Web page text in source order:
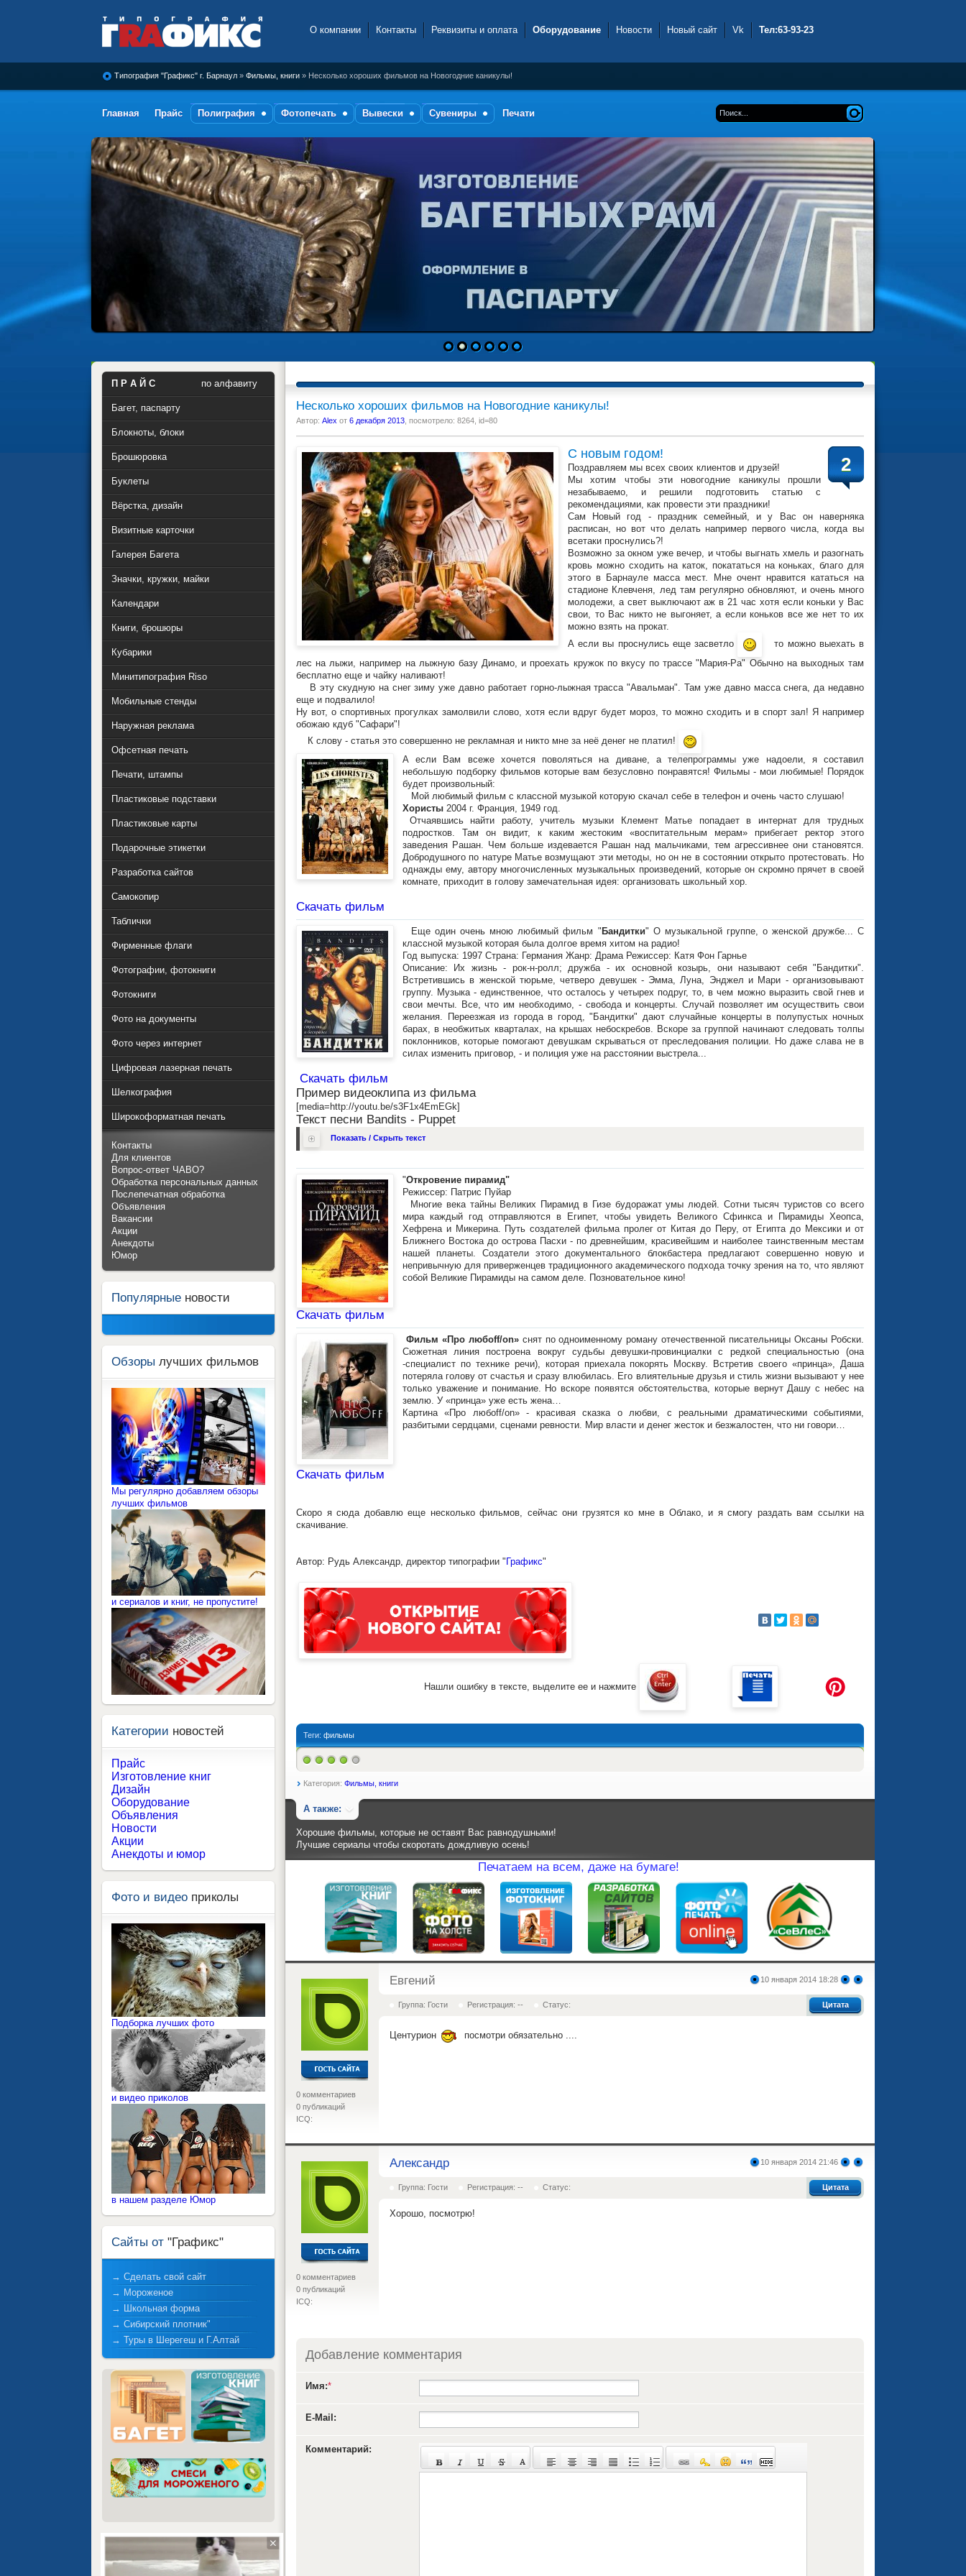
Барнаул
О компании Контакты Реквизиты и оплата Оборудование Новости Новый сайт Vk Тел:63-93-23
Типография "Графикс" г. Барнаул » Фильмы, книги » Несколько хороших фильмов на Новогодние каникулы!
Главная Прайс Полиграфия Фотопечать Вывески Сувениры Печати
1 2 3 4 5 6
Несколько хороших фильмов на Новогодние каникулы!
Автор: Alex от 6 декабря 2013 , посмотрело: 8264, id=80
2
С новым годом!
Поздравляем мы всех своих клиентов и друзей!
Мы хотим чтобы эти новогодние каникулы прошли
незабываемо, и решили подготовить статью с
рекомендациями, как провести эти праздники!
Сам Новый год - праздник семейный, и у Вас он наверняка
расписан, но вот что делать например первого числа, когда вы
всетаки проснулись?!
Возможно за окном уже вечер, и чтобы выгнать хмель и разогнать
кровь можно сходить на каток, покататься на коньках, благо для
этого в Барнауле масса мест. Мне очент нравится кататься на
стадионе Клевченя, лед там регулярно обновляют, и очень много
молодежи, а свет выключают аж в 21 час хотя если коньки у Вас
свои, то Вас никто не выгоняет, а если коньков все же нет то их
можно взять на прокат.
А если вы проснулись еще засветло
то можно выехать в
лес на лыжи, например на лыжную базу Динамо, и проехать кружок по вкусу по трассе "Мария-Ра" Обычно на выходных там
бесплатно еще и чайку наливают!
В эту скудную на снег зиму уже давно работает горно-лыжная трасса "Авальман". Там уже давно масса снега, да недавно
еще и подвалило!
Ну вот, о спортивных прогулках замолвили слово, хотя если вдруг будет мороз, то можно сходить и в спорт зал! Я например
обожаю кдуб "Сафари"!
К слову - статья это совершенно не рекламная и никто мне за неё денег не платил!
А если Вам всеже хочется поволяться на диване, а телепрограммы уже надоели, я составил
небольшую подборку фильмов которые вам безусловно понравятся! Фильмы - мои любимые! Порядок
будет произвольный:
Мой любимый фильм с классной музыкой которую скачал себе в телефон и очень часто слушаю!
Хористы 2004 г. Франция, 1949 год.
Отчаявшись найти работу, учитель музыки Клемент Матье попадает в интернат для трудных
подростков. Там он видит, к каким жестоким «воспитательным мерам» прибегает ректор этого
заведения Рашан. Чем больше издевается Рашан над мальчиками, тем агрессивнее они становятся.
Добродушного по натуре Матье возмущают эти методы, но он не в состоянии открыто протестовать. Но
однажды ему, автору многочисленных музыкальных произведений, которые он скромно прячет в своей
комнате, приходит в голову замечательная идея: организовать школьный хор.
Скачать фильм
Еще один очень мною любимый фильм " Бандитки" О музыкальной группе, о женской дружбе... С
классной музыкой которая была долгое время хитом на радио!
Год выпуска: 1997 Страна: Германия Жанр: Драма Режиссер: Катя Фон Гарнье
Описание: Их жизнь - рок-н-ролл; дружба - их основной козырь, они называют себя "Бандитки".
Встретившись в женской тюрьме, четверо девушек - Эмма, Луна, Энджел и Мари - организовывают
группу. Музыка - единственное, что осталось у четырех подруг, то, в чем можно выразить свой гнев и
свои мечты. Все, что им необходимо, - свобода и концерты. Случай позволяет им осуществить свои
желания. Переезжая из города в город, "Бандитки" дают случайные концерты в полупустых ночных
барах, в необжитых кварталах, на крышах небоскребов. Вскоре за группой начинают следовать толпы
поклонников, которые помогают девушкам скрываться от преследования полиции. Но даже слава не в
силах изменить приговор, - и полиция уже на расстоянии выстрела...
Скачать фильм
Пример видеоклипа из фильма
[media=http://youtu.be/s3F1x4EmEGk]
Текст песни Bandits - Puppet
Показать / Скрыть текст
"Откровение пирамид"
Режиссер: Патрис Пуйар
Многие века тайны Великих Пирамид в Гизе будоражат умы людей. Сотни тысяч туристов со всего
мира каждый год отправляются в Египет, чтобы увидеть Великого Сфинкса и Пирамиды Хеопса,
Хефрена и Микерина. Путь создателей фильма пролег от Китая до Перу, от Египта до Мексики и от
Ближнего Востока до острова Пасхи - по древнейшим, красивейшим и наиболее таинственным местам
нашей планеты. Создатели этого документального блокбастера предлагают совершенно новую и
непривычную для приверженцев традиционного академического подхода точку зрения на то, что являют
собой Великие Пирамиды на самом деле. Позновательное кино!
Скачать фильм
Фильм «Про любоff/on»снят по одноименному роману отечественной писательницы Оксаны Робски.
Сюжетная линия построена вокруг судьбы девушки-провинциалки с редкой специальностью (она
-специалист по технике речи), которая приехала покорять Москву. Встретив своего «принца», Даша
потеряла голову от счастья и сразу влюбилась. Его влиятельные друзья и стиль жизни вызывают у нее
только уважение и понимание. Но вскоре появятся обстоятельства, которые вернут Дашу с небес на
землю. У «принца» уже есть жена…
Картина «Про любоff/on» - красивая сказка о любви, с реальными драматическими событиями,
разбитыми сердцами, сценами ревности. Мир власти и денег жесток и безжалостен, что ни говори…
Скачать фильм
Скоро я сюда добавлю еще несколько фильмов, сейчас они грузятся ко мне в Облако, и я смогу раздать вам ссылки на
скачивание.
Автор: Рудь Александр, директор типографии " Графикс"
Нашли ошибку в тексте, выделите ее и нажмите
Теги: фильмы
Категория: Фильмы, книги
А также:
Хорошие фильмы, которые не оставят Вас равнодушными!
Лучшие сериалы чтобы скоротать дождливую осень!
Печатаем на всем, даже на бумаге!
<
0 комментариев
0 публикаций
ICQ:
10 января 2014 18:28
Евгений
Цитата
Группа: Гости Регистрация: -- Статус:
Центурион посмотри обязательно ....
<
0 комментариев
0 публикаций
ICQ:
10 января 2014 21:46
Александр
Цитата
Группа: Гости Регистрация: -- Статус:
Хорошо, посмотрю!
Добавление комментария
Имя:*
E-Mail:
Комментарий:
П Р А Й С по алфавиту
Багет, паспарту
Блокноты, блоки
Брошюровка
Буклеты
Вёрстка, дизайн
Визитные карточки
Галерея Багета
Значки, кружки, майки
Календари
Книги, брошюры
Кубарики
Минитипография Riso
Мобильные стенды
Наружная реклама
Офсетная печать
Печати, штампы
Пластиковые подставки
Пластиковые карты
Подарочные этикетки
Разработка сайтов
Самокопир
Таблички
Фирменные флаги
Фотографии, фотокниги
Фотокниги
Фото на документы
Фото через интернет
Цифровая лазерная печать
Шелкография
Широкоформатная печать
Контакты
Для клиентов
Вопрос-ответ ЧАВО?
Обработка персональных данных
Послепечатная обработка
Объявления
Вакансии
Акции
Анекдоты
Юмор
Популярные новости
Обзоры лучших фильмов
Мы регулярно добавляем обзоры
лучших фильмов
и сериалов и книг, не пропустите!
Категории новостей
Прайс
Изготовление книг
Дизайн
Оборудование
Объявления
Новости
Акции
Анекдоты и юмор
Фото и видео приколы
Подборка лучших фото
и видео приколов
в нашем разделе Юмор
Сайты от "Графикс"
→ Сделать свой сайт
→ Мороженое
→ Школьная форма
→ Сибирский плотник"
→ Туры в Шерегеш и Г.Алтай